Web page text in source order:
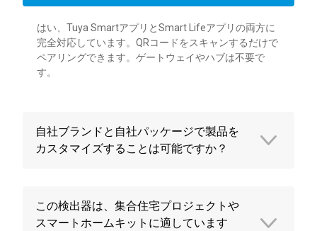
はい、Tuya SmartアプリとSmart Lifeアプリの両方に
完全対応しています。QRコードをスキャンするだけで
ペアリングできます。ゲートウェイやハブは不要で
す。
自社ブランドと自社パッケージで製品を
カスタマイズすることは可能ですか？
この検出器は、集合住宅プロジェクトや
スマートホームキットに適しています